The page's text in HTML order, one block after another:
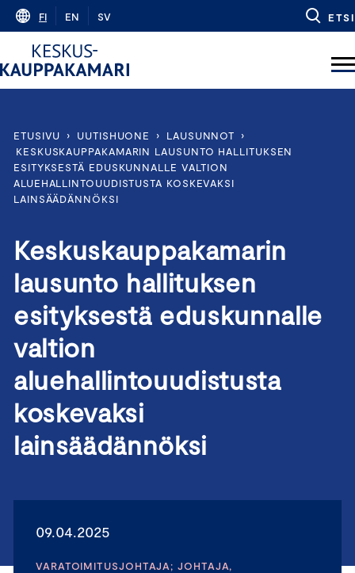
Skip
content
FI EN SV ETSI
ETUSIVU › UUTISHUONE › LAUSUNNOT
›
KESKUSKAUPPAKAMARIN LAUSUNTO HALLITUKSEN
ESITYKSESTÄ EDUSKUNNALLE VALTION
ALUEHALLINTOUUDISTUSTA KOSKEVAKSI
LAINSÄÄDÄNNÖKSI
Keskuskauppakamarin
lausunto hallituksen
esityksestä eduskunnalle
valtion
aluehallintouudistusta
koskevaksi
lainsäädännöksi
09.04.2025
VARATOIMITUSJOHTAJA; JOHTAJA,